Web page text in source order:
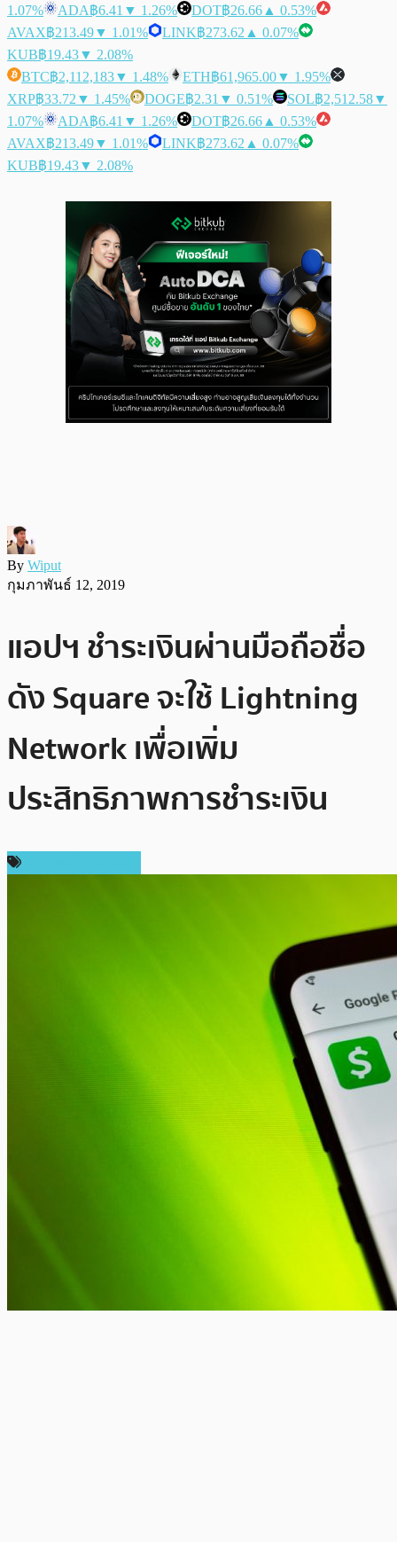
1.07%
ADA฿6.41 ▼ 1.26% DOT฿26.66 ▲ 0.53%
AVAX฿213.49▼ 1.01% LINK฿273.62 ▲ 0.07%
KUB฿19.43▼ 2.08%
BTC฿2,112,183▼ 1.48% ETH฿61,965.00▼ 1.95%
XRP฿33.72 ▼ 1.45% DOGE฿2.31 ▼ 0.51% SOL฿2,512.58▼
1.07%
ADA฿6.41 ▼ 1.26% DOT฿26.66 ▲ 0.53%
AVAX฿213.49▼ 1.01% LINK฿273.62 ▲ 0.07%
KUB฿19.43▼ 2.08%
By Wiput
กุมภาพันธ์ 12, 2019
แอปฯ ชำระเงินผ่านมือถือชื่อ
ดัง Square จะใช้ Lightning
Network เพื่อเพิ่ม
ประสิทธิภาพการชำระเงิน